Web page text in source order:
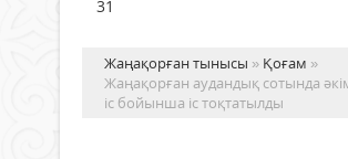
31
Жаңақорған тынысы » Қоғам »
Жаңақорған аудандық сотында
іс бойынша іс тоқтатылды